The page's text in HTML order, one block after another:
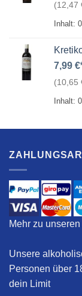
(12,47
Inhalt:
7,99 €
(10,65
Inhalt:
Mehr zu
Unsere
Personen über
dein Limit